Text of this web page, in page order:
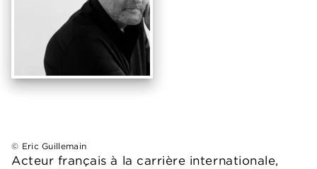
Acteur français à la carrière internationale,
© Eric Guillemain